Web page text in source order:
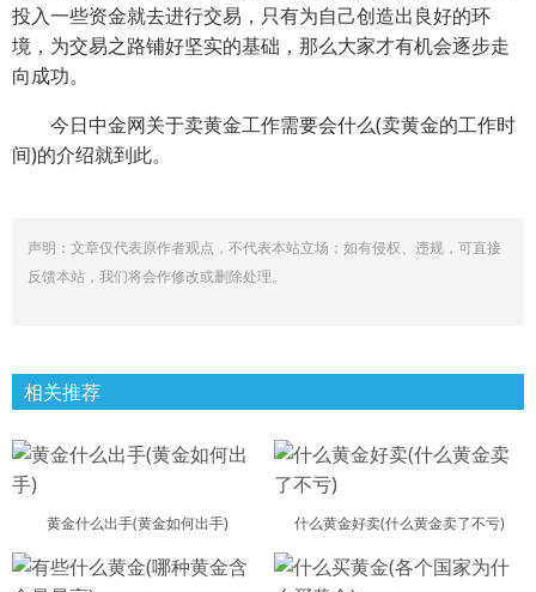
投入一些资金就去进行交易，只有为自己创造出良好的环
境，为交易之路铺好坚实的基础，那么大家才有机会逐步走
向成功。
今日中金网关于卖黄金工作需要会什么(卖黄金的工作时
间)的介绍就到此。
声明：文章仅代表原作者观点，不代表本站立场；如有侵权、违规，可直接
反馈本站，我们将会作修改或删除处理。
相关推荐
黄金什么出手(黄金如何出手) 什么黄金好卖(什么黄金卖了不亏)